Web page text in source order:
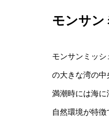
モンサン
モンサンミッ
の大きな湾の中
満潮時には海
自然環境が特